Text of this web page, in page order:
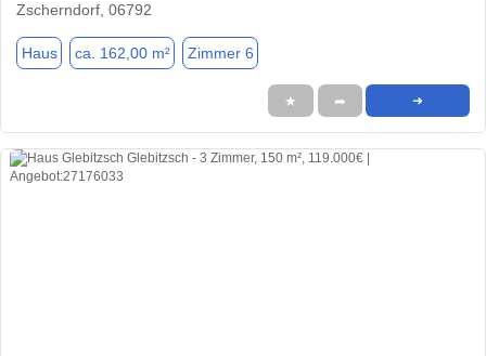
Zscherndorf, 06792
Haus ca. 162,00 m² Zimmer 6
★ ➦ ➜